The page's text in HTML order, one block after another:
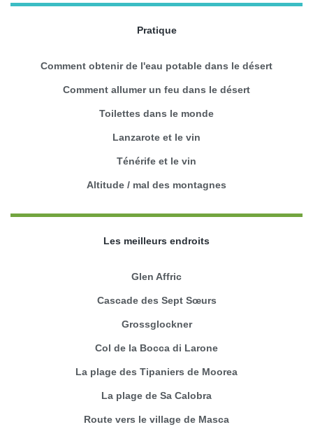
Pratique
Comment obtenir de l'eau potable dans le désert
Comment allumer un feu dans le désert
Toilettes dans le monde
Lanzarote et le vin
Ténérife et le vin
Altitude / mal des montagnes
Les meilleurs endroits
Glen Affric
Cascade des Sept Sœurs
Grossglockner
Col de la Bocca di Larone
La plage des Tipaniers de Moorea
La plage de Sa Calobra
Route vers le village de Masca